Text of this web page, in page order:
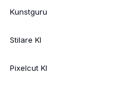
Kunstguru
Stilare KI
Pixelcut KI